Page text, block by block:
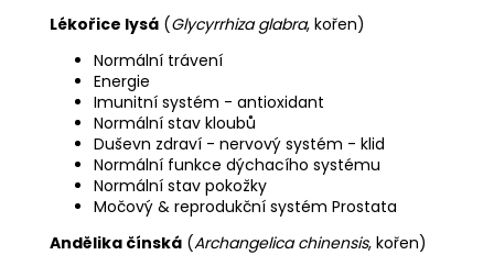
Lékořice lysá (Glycyrrhiza glabra, kořen)
Normální trávení
Energie
Imunitní systém - antioxidant
Normální stav kloubů
Duševn zdraví - nervový systém - klid
Normální funkce dýchacího systému
Normální stav pokožky
Močový & reprodukční systém Prostata
Andělika čínská (Archangelica chinensis, kořen)